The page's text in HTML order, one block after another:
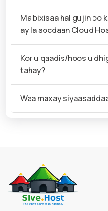
Ma bixisaa hal gujin oo
ay la socdaan Cloud
Kor u qaadis/hoos u
tahay?
Waa maxay